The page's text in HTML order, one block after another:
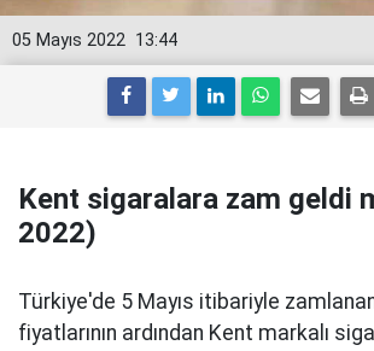
13:44
05 Mayıs 2022
Kent sigaralara zam geldi
2022)
Türkiye'de 5 Mayıs itibariyle
fiyatlarının ardından Kent markalı